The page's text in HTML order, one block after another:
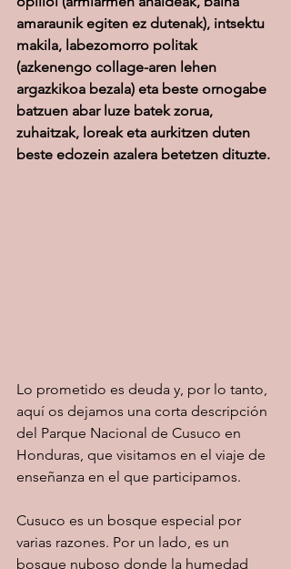
amaraunik egiten ez dutenak), intsektu
makila, labezomorro politak
(azkenengo collage-aren lehen
argazkikoa bezala) eta beste ornogabe
batzuen abar luze batek zorua,
zuhaitzak, loreak eta aurkitzen duten
beste edozein azalera betetzen dituzte.
Lo prometido es deuda y, por lo tanto,
aquí os dejamos una corta descripción
del Parque Nacional de Cusuco en
Honduras, que visitamos en el viaje de
enseñanza en el que participamos.
Cusuco es un bosque especial por
varias razones. Por un lado, es un
bosque nuboso donde la humedad